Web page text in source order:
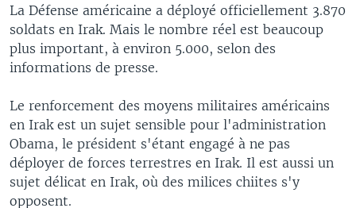
La Défense américaine a déployé officiellement 3.870
soldats en Irak. Mais le nombre réel est beaucoup
plus important, à environ 5.000, selon des
informations de presse.
Le renforcement des moyens militaires américains
en Irak est un sujet sensible pour l'administration
Obama, le président s'étant engagé à ne pas
déployer de forces terrestres en Irak. Il est aussi un
sujet délicat en Irak, où des milices chiites s'y
opposent.